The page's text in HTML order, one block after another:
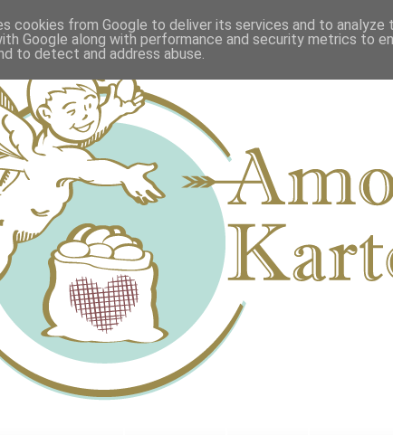
cookies from Google to deliver its services and to analyze
Google along with performance and security metrics to
to detect and address abuse.